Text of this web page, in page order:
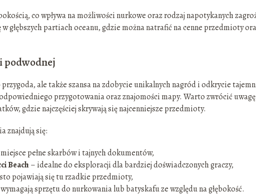
co wpływa na możliwości nurkowe oraz rodzaj napotykanych
głębszych partiach oceanu, gdzie można natrafić na cenne przedmioty
podwodnej
ale także szansa na zdobycie unikalnych nagród i odkrycie
przygotowania oraz znajomości mapy. Warto zwrócić
gdzie najczęściej skrywają się najcenniejsze przedmioty.
znajdują się:
pełne skarbów i tajnych dokumentów,
Beach– idealne do eksploracji dla bardziej doświadczonych graczy,
pojawiają się tu rzadkie przedmioty,
sprzętu do nurkowania lub batyskafu ze względu na głębokość.